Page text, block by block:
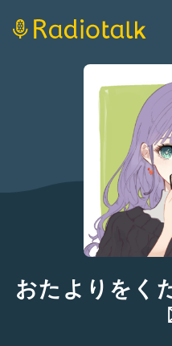
おたよりをく